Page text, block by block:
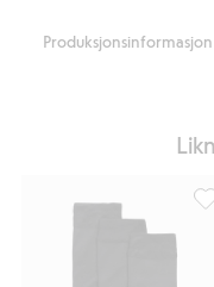
Produksjonsinformasjon